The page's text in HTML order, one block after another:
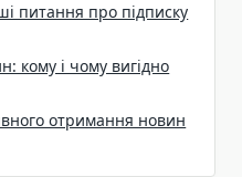
питання про підписку
кому і чому вигідно
отримання новин